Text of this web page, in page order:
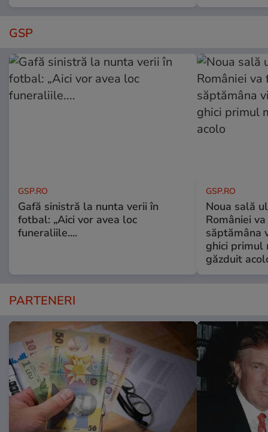
GSP
GSP.RO
Gafă sinistră la nunta verii în
fotbal: „Aici vor avea loc
funeraliile....
GSP.RO
Noua sală
României
săptămâna
ghici primul
găzduit
PARTENERI